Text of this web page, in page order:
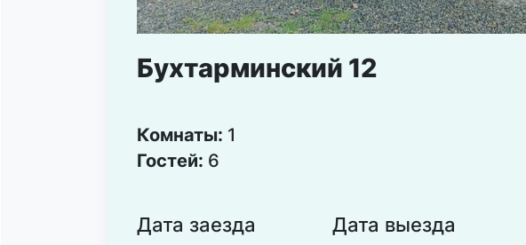
Бухтарминский 12
Комнаты: 1
Гостей: 6
Дата заезда Дата выезда